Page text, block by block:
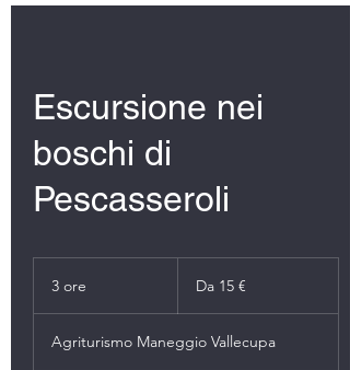
Escursione nei
boschi di
Pescasseroli
3 ore
e
euroDa 15 €
Agriturismo Maneggio Vallecupa